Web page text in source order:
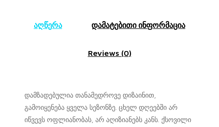
აღწერა დამატებითი ინფორმაცია
Reviews (0)
დამზადებულია თანამედროვე დიზაინით,
გამოიყენება ყველა სეზონზე. ცხელ დღეებში არ
იწვევს ოფლიანობას, არ აღიზიანებს კანს. ქსოვილი